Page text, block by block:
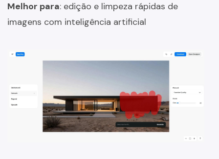
Melhor para: edição e limpeza rápidas de
imagens com inteligência artificial